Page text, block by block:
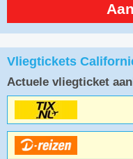
Vliegtickets
Actuele vliegticket